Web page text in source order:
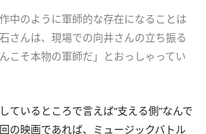
のように軍師的な存在になることは
さんは、現場での向井さんの立ち振る
こそ本物の軍師だ」とおっしゃってい
ているところで言えば“支える側”なんで
の映画であれば、ミュージックバトル